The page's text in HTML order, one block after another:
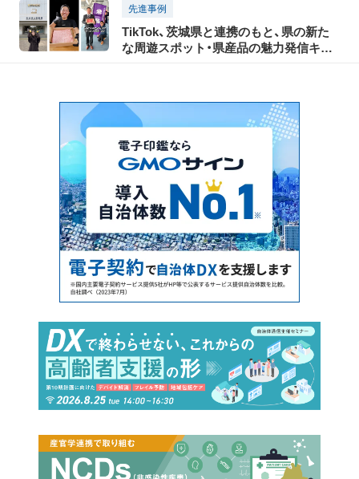
先進事例
TikTok、茨城県と連携のもと、県の新た
な周遊スポット・県産品の魅力発信キャ